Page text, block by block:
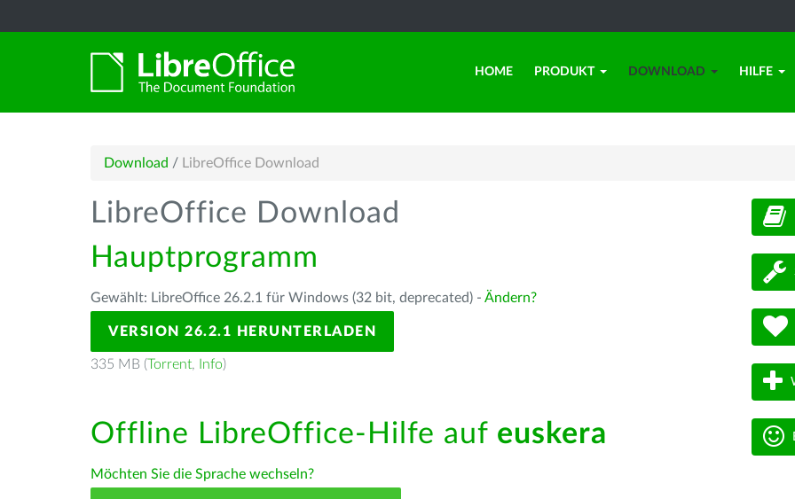
HOME PRODUKT DOWNLOAD HILFE
Download / LibreOffice Download
LibreOffice Download
Hauptprogramm
Gewählt: LibreOffice 26.2.1 für Windows (32 bit, deprecated) - Ändern?
VERSION 26.2.1 HERUNTERLADEN
335 MB (Torrent, Info)
Offline LibreOffice-Hilfe auf euskera
Möchten Sie die Sprache wechseln?